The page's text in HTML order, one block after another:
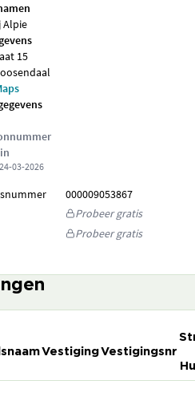
Alpie
15
24-03-2026
000009053867
Probeer gratis
Probeer gratis
VestigingVestigingsnr